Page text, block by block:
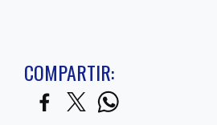
COMPARTIR: